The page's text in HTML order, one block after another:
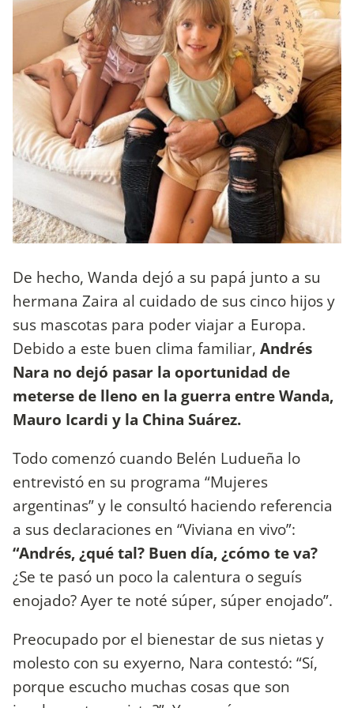
De hecho, Wanda dejó a su papá junto a su
hermana Zaira al cuidado de sus cinco hijos y
sus mascotas para poder viajar a Europa.
Debido a este buen clima familiar, Andrés
Nara no dejó pasar la oportunidad de
meterse de lleno en la guerra entre Wanda,
Mauro Icardi y la China Suárez.
Todo comenzó cuando Belén Ludueña lo
entrevistó en su programa “Mujeres
argentinas” y le consultó haciendo referencia
a sus declaraciones en “Viviana en vivo”:
“Andrés, ¿qué tal? Buen día, ¿cómo te va?
¿Se te pasó un poco la calentura o seguís
enojado? Ayer te noté súper, súper enojado”.
Preocupado por el bienestar de sus nietas y
molesto con su exyerno, Nara contestó: “Sí,
porque escucho muchas cosas que son